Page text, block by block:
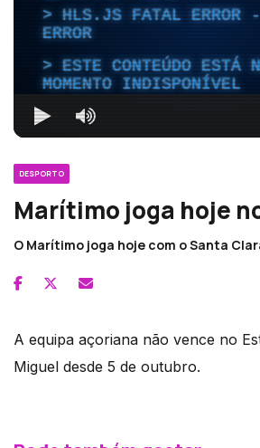
HLS.JS FATAL ERROR -
ERROR
ESTE CONTEÚDO ESTÁ
MOMENTO INDISPONÍVEL
DESPORTO
Marítimo joga hoje
O Marítimo joga hoje com o Santa
A equipa açoriana não vence no
Miguel desde 5 de outubro.